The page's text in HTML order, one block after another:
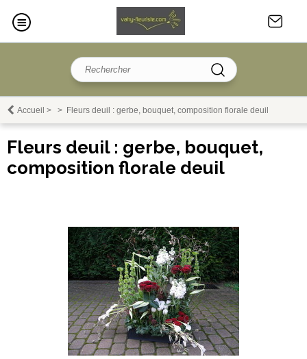
Accueil > > Fleurs deuil : gerbe, bouquet, composition florale deuil
Fleurs deuil : gerbe, bouquet,
composition florale deuil